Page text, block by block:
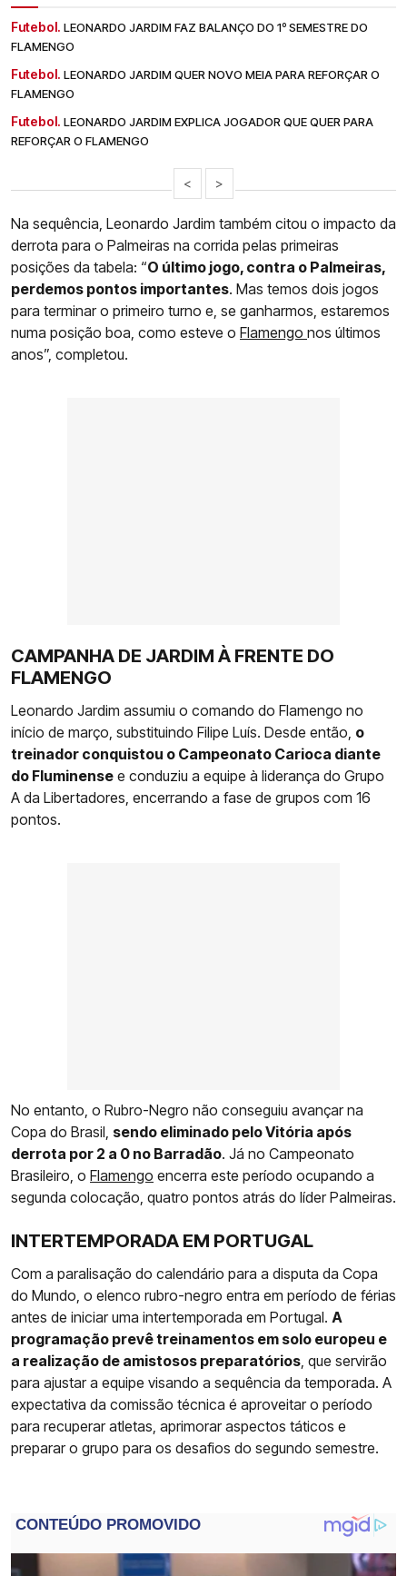
Futebol. LEONARDO JARDIM FAZ BALANÇO DO 1º SEMESTRE DO
FLAMENGO
Futebol. LEONARDO JARDIM QUER NOVO MEIA PARA REFORÇAR O
FLAMENGO
Futebol. LEONARDO JARDIM EXPLICA JOGADOR QUE QUER PARA
REFORÇAR O FLAMENGO
< >
Na sequência, Leonardo Jardim também citou o impacto da
derrota para o Palmeiras na corrida pelas primeiras
posições da tabela: “O último jogo, contra o Palmeiras,
perdemos pontos importantes. Mas temos dois jogos
para terminar o primeiro turno e, se ganharmos, estaremos
numa posição boa, como esteve o Flamengo nos últimos
anos”, completou.
CAMPANHA DE JARDIM À FRENTE DO
FLAMENGO
Leonardo Jardim assumiu o comando do Flamengo no
início de março, substituindo Filipe Luís. Desde então, o
treinador conquistou o Campeonato Carioca diante
do Fluminense e conduziu a equipe à liderança do Grupo
A da Libertadores, encerrando a fase de grupos com 16
pontos.
No entanto, o Rubro-Negro não conseguiu avançar na
Copa do Brasil, sendo eliminado pelo Vitória após
derrota por 2 a 0 no Barradão. Já no Campeonato
Brasileiro, o Flamengo encerra este período ocupando a
segunda colocação, quatro pontos atrás do líder Palmeiras.
INTERTEMPORADA EM PORTUGAL
Com a paralisação do calendário para a disputa da Copa
do Mundo, o elenco rubro-negro entra em período de férias
antes de iniciar uma intertemporada em Portugal. A
programação prevê treinamentos em solo europeu e
a realização de amistosos preparatórios , que servirão
para ajustar a equipe visando a sequência da temporada. A
expectativa da comissão técnica é aproveitar o período
para recuperar atletas, aprimorar aspectos táticos e
preparar o grupo para os desafios do segundo semestre.